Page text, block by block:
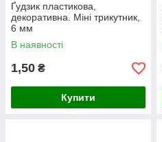
Ґудзик пластикова,
декоративна. Міні трикутник,
6 мм
В наявності
1,50 ₴
Купити